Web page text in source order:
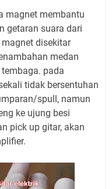
magnet membantu
getaran suara dari
disekitar
medan
pada
tidak bersentuhan
spull, namun
ke ujung besi
pick up gitar, akan